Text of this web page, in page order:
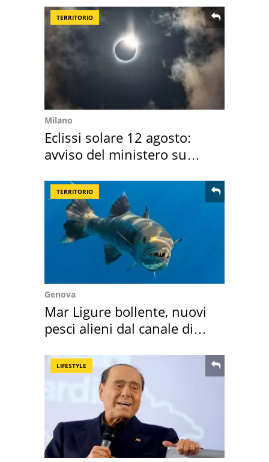
TERRITORIO
Milano
Eclissi solare 12 agosto:
avviso del ministero su
TERRITORIO
Genova
Mar Ligure bollente, nuovi
pesci alieni dal canale di
LIFESTYLE